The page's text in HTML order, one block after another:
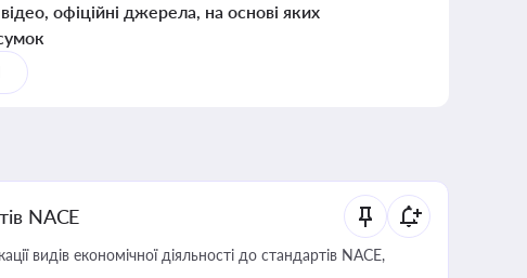
офіційні джерела, на основі яких
NACE
видів економічної діяльності до стандартів NACE,